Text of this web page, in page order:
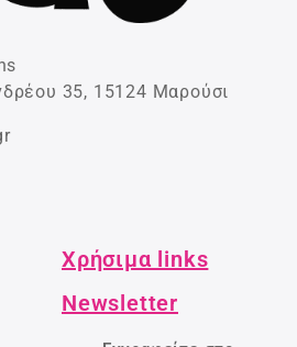
35, 15124 Μαρούσι
Χρήσιμα links
Newsletter